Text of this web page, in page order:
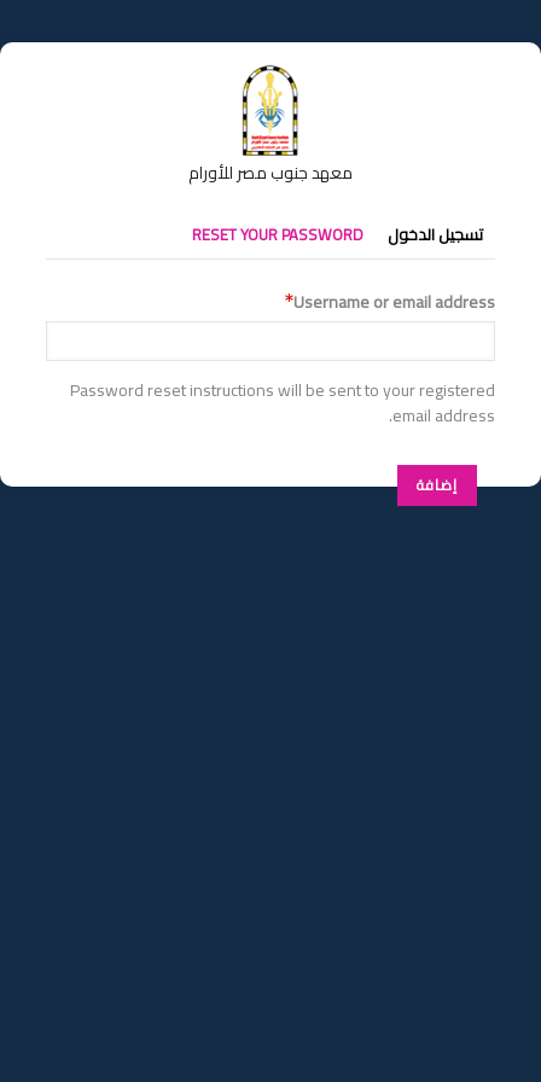
إلى
المحتوى
معهد جنوب مصر للأورام
التبويبات
الأساسية
تسجيل الدخول RESET YOUR PASSWORD
Username or email address
Password reset instructions will be sent to your registered
email address.